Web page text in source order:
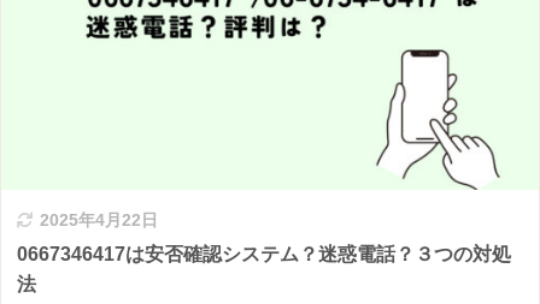
2025年4月22日
0667346417は安否確認システム？迷惑電話？３つの対処
法